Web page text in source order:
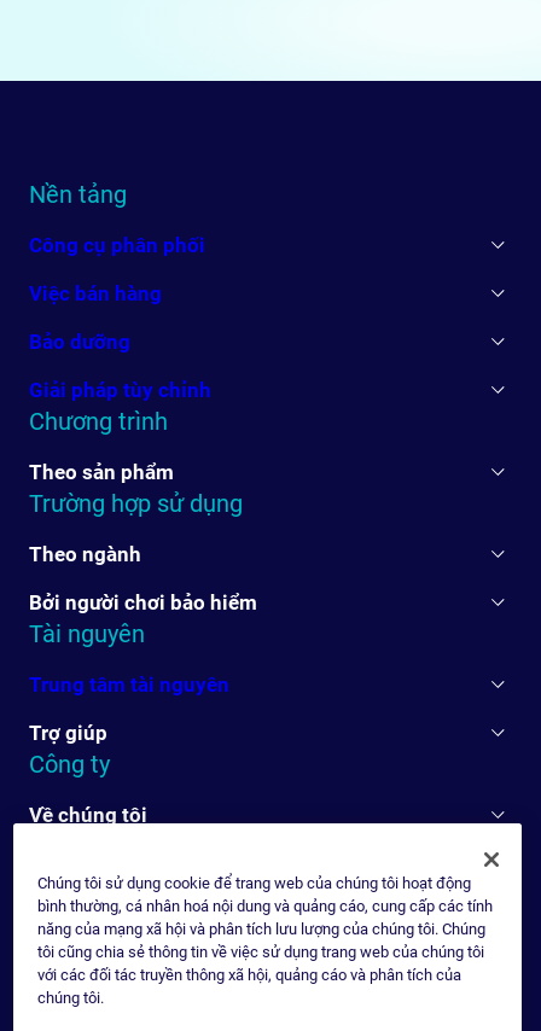
Nền tảng
Công cụ phân phối
Việc bán hàng
Bảo dưỡng
Giải pháp tùy chỉnh
Chương trình
Theo sản phẩm
Trường hợp sử dụng
Theo ngành
Bởi người chơi bảo hiểm
Tài nguyên
Trung tâm tài nguyên
Trợ giúp
Công ty
Về chúng tôi
Chúng tôi sử dụng cookie để trang web của chúng tôi hoạt động
bình thường, cá nhân hoá nội dung và quảng cáo, cung cấp các tính
năng của mạng xã hội và phân tích lưu lượng của chúng tôi. Chúng
tôi cũng chia sẻ thông tin về việc sử dụng trang web của chúng tôi
với các đối tác truyền thông xã hội, quảng cáo và phân tích của
chúng tôi.